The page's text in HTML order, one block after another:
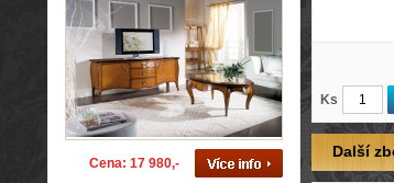
Cena: 17 980,-
Ks
Další